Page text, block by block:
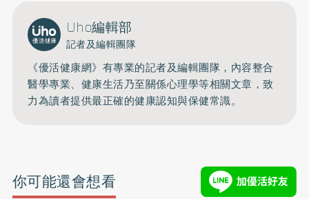
Uho編輯部
記者及編輯團隊
《優活健康網》有專業的記者及編輯團隊，內容整合
醫學專業、健康生活乃至關係心理學等相關文章，致
力為讀者提供最正確的健康認知與保健常識。
你可能還會想看